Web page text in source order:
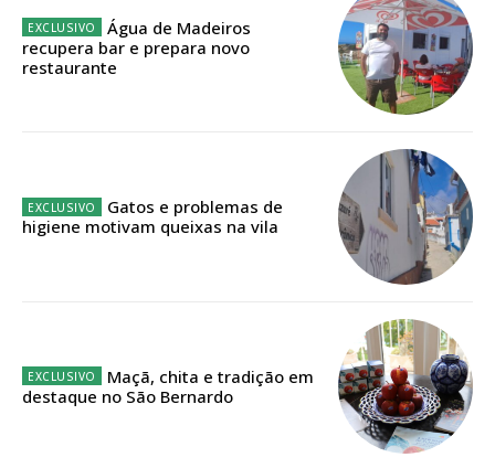
Faça-se assinante do Região de Cister e ajude-nos a manter este serviço
público!
Sendo assinante terá acesso a todos os conteúdos exclusivos e versões
12 meses
Água de Madeiros
recupera bar e prepara novo
restaurante
Gatos e problemas de
higiene motivam queixas na vila
Maçã, chita e tradição em
destaque no São Bernardo